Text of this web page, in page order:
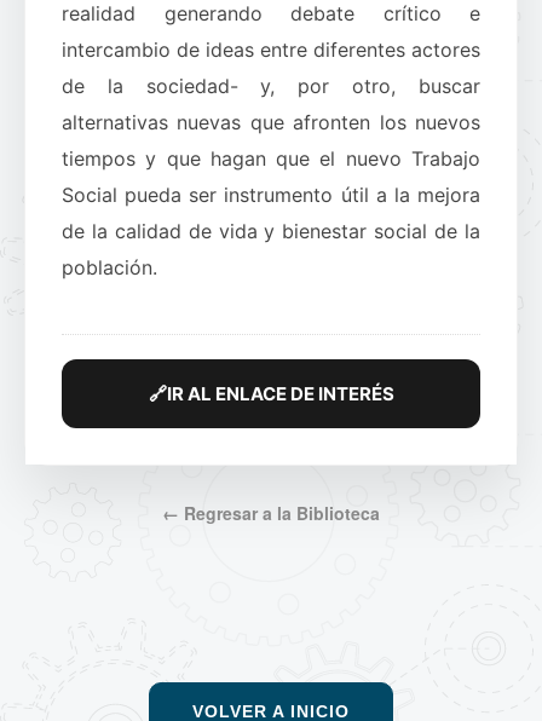
realidad generando debate crítico e
intercambio de ideas entre diferentes actores
de la sociedad- y, por otro, buscar
alternativas nuevas que afronten los nuevos
tiempos y que hagan que el nuevo Trabajo
Social pueda ser instrumento útil a la mejora
de la calidad de vida y bienestar social de la
población.
🔗IR AL ENLACE DE INTERÉS
← Regresar a la Biblioteca
VOLVER A INICIO